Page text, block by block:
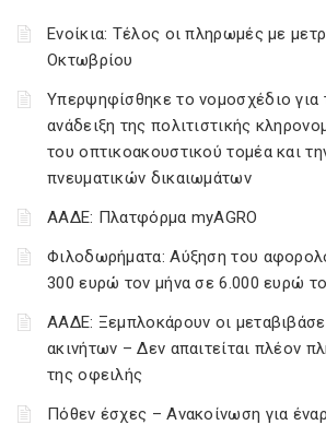
Ενοίκια: Τέλος οι πληρωμές με
Οκτωβρίου
Υπερψηφίσθηκε το νομοσχέδιο για
ανάδειξη της πολιτιστικής
του οπτικοακουστικού τομέα και
πνευματικών δικαιωμάτων
ΑΑΔΕ: Πλατφόρμα myAGRO
Φιλοδωρήματα: Αύξηση του
300 ευρώ τον μήνα σε 6.000 ευρώ
ΑΑΔΕ: Ξεμπλοκάρουν οι
ακινήτων – Δεν απαιτείται πλέον
της οφειλής
Πόθεν έσχες – Ανακοίνωση για